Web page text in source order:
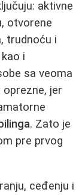
aktivne
otvorene
trudnoću i
i
sa veoma
jer
. Zato je
pre prvog
ceđenju i